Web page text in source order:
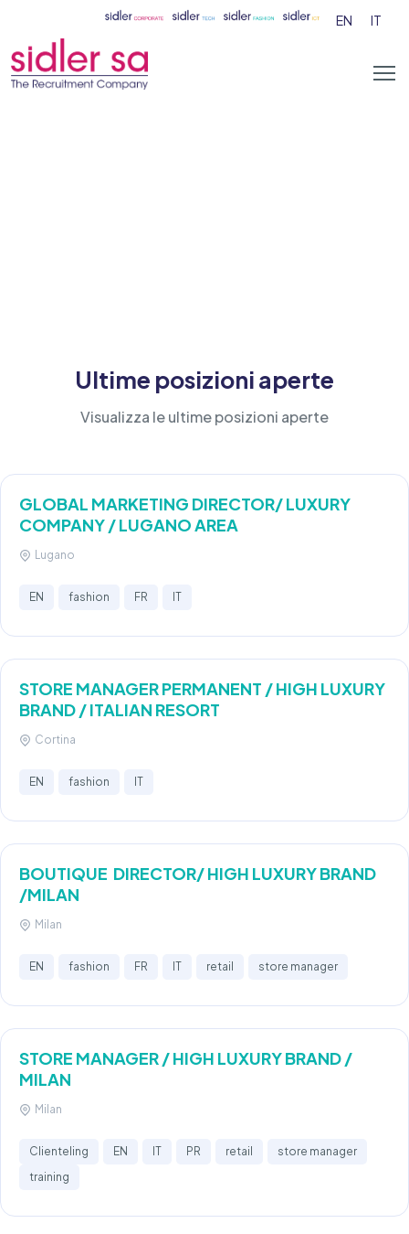
EN IT
Ultime posizioni aperte
Visualizza le ultime posizioni aperte
GLOBAL MARKETING DIRECTOR/ LUXURY
COMPANY / LUGANO AREA
Lugano
EN fashion FR IT
STORE MANAGER PERMANENT / HIGH LUXURY
BRAND / ITALIAN RESORT
Cortina
EN fashion IT
BOUTIQUE DIRECTOR/ HIGH LUXURY BRAND
/MILAN
Milan
EN fashion FR IT retail store manager
STORE MANAGER / HIGH LUXURY BRAND /
MILAN
Milan
Clienteling EN IT PR retail
store manager
training